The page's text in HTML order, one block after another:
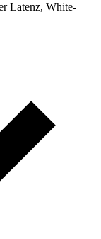
Latenz, White-